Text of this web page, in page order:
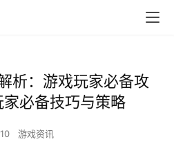
析：游戏玩家必备攻
必备技巧与策略
游戏资讯